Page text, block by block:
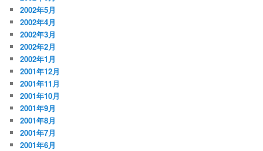
2002年5月
2002年4月
2002年3月
2002年2月
2002年1月
2001年12月
2001年11月
2001年10月
2001年9月
2001年8月
2001年7月
2001年6月